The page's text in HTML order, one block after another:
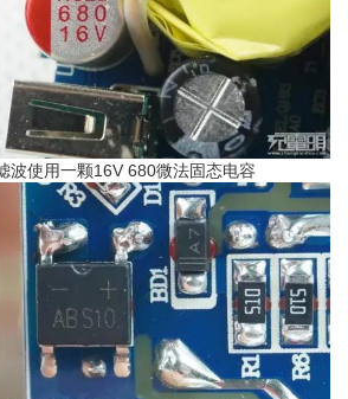
波使用一颗16V 680微法固态电容